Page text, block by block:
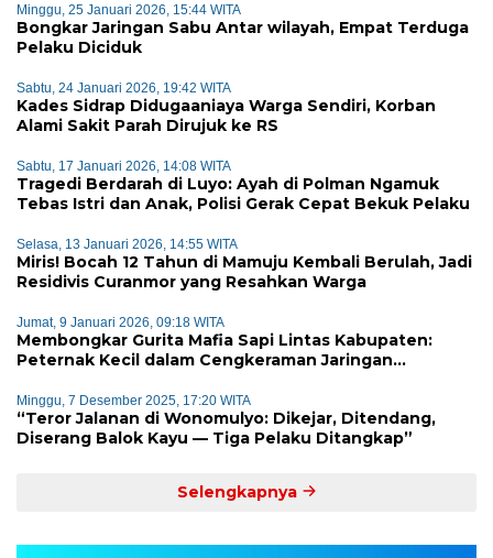
Minggu, 25 Januari 2026, 15:44 WITA
Bongkar Jaringan Sabu Antar wilayah, Empat Terduga
Pelaku Diciduk
Sabtu, 24 Januari 2026, 19:42 WITA
Kades Sidrap Didugaaniaya Warga Sendiri, Korban
Alami Sakit Parah Dirujuk ke RS
Sabtu, 17 Januari 2026, 14:08 WITA
Tragedi Berdarah di Luyo: Ayah di Polman Ngamuk
Tebas Istri dan Anak, Polisi Gerak Cepat Bekuk Pelaku
Selasa, 13 Januari 2026, 14:55 WITA
Miris! Bocah 12 Tahun di Mamuju Kembali Berulah, Jadi
Residivis Curanmor yang Resahkan Warga
Jumat, 9 Januari 2026, 09:18 WITA
Membongkar Gurita Mafia Sapi Lintas Kabupaten:
Peternak Kecil dalam Cengkeraman Jaringan
Minggu, 7 Desember 2025, 17:20 WITA
“Teror Jalanan di Wonomulyo: Dikejar, Ditendang,
Diserang Balok Kayu — Tiga Pelaku Ditangkap”
Selengkapnya